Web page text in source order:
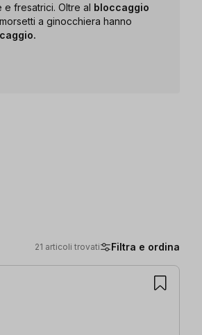
fresatrici. Oltre al bloccaggio
a ginocchiera hanno
21 articoli trovati Filtra e ordina